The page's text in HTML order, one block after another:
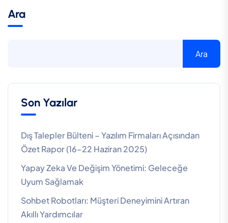
Ara
Ara
Son Yazılar
Dış Talepler Bülteni – Yazılım Firmaları Açısından
Özet Rapor (16–22 Haziran 2025)
Yapay Zeka Ve Değişim Yönetimi: Geleceğe
Uyum Sağlamak
Sohbet Robotları: Müşteri Deneyimini Artıran
Akıllı Yardımcılar